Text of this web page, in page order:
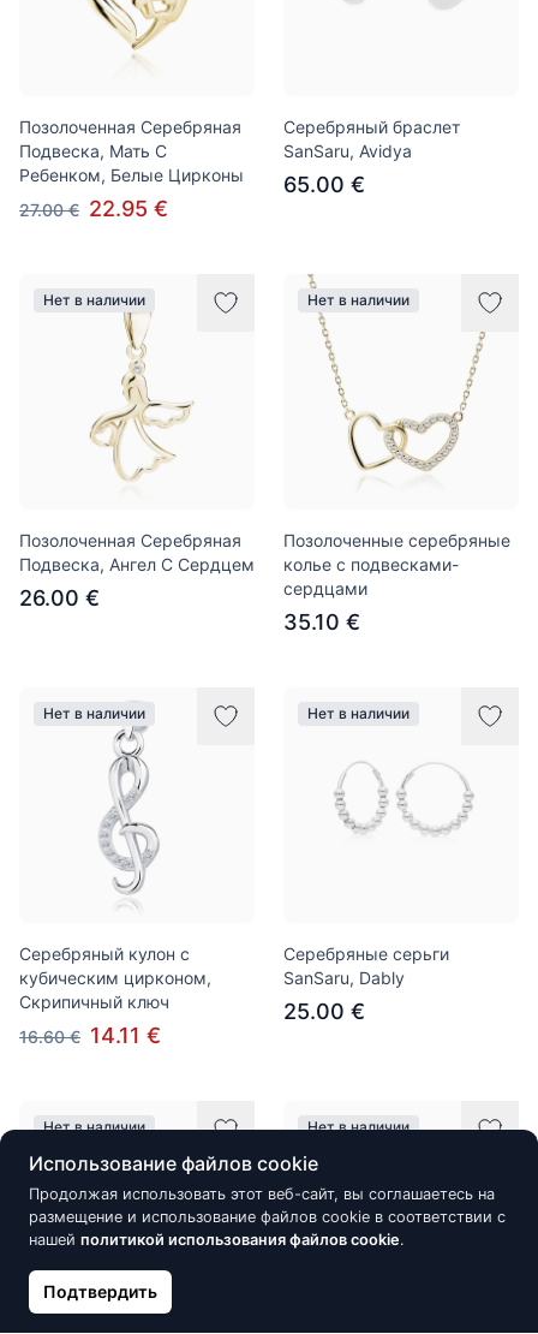
Позолоченная Серебряная
Подвеска, Мать С
Ребенком, Белые Цирконы
27.00 € 22.95 €
Серебряный браслет
SanSaru, Avidya
65.00 €
Нет в наличии
Позолоченная Серебряная
Подвеска, Ангел С Сердцем
26.00 €
Нет в наличии
Позолоченные серебряные
колье с подвесками-
сердцами
35.10 €
Нет в наличии
Серебряный кулон с
кубическим цирконом,
Скрипичный ключ
16.60 € 14.11 €
Нет в наличии
Серебряные серьги
SanSaru, Dably
25.00 €
Нет в наличии Нет в наличии
Использование файлов cookie
Продолжая использовать этот веб-сайт, вы соглашаетесь на
размещение и использование файлов cookie в соответствии с
нашей политикой использования файлов cookie.
Подтвердить